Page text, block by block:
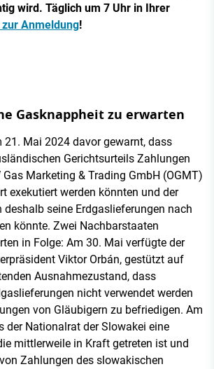
wird. Täglich um 7 Uhr in Ihrer
zur Anmeldung!
Gasknappheit zu erwarten
21. Mai 2024 davor gewarnt, dass
Gerichtsurteils Zahlungen
Gas Marketing & Trading GmbH (OGMT)
exekutiert werden könnten und der
deshalb seine Erdgaslieferungen nach
könnte. Zwei Nachbarstaaten
in Folge: Am 30. Mai verfügte der
Viktor Orbán, gestützt auf
Ausnahmezustand, dass
nicht verwendet werden
von Gläubigern zu befriedigen. Am
der Nationalrat der Slowakei eine
mittlerweile in Kraft getreten ist und
Zahlungen des slowakischen